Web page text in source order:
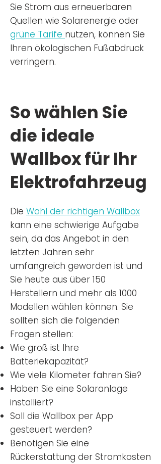
Sie Strom aus erneuerbaren
Quellen wie Solarenergie oder
grüne Tarife nutzen, können Sie
Ihren ökologischen Fußabdruck
verringern.
So wählen Sie
die ideale
Wallbox für Ihr
Elektrofahrzeug
Die Wahl der richtigen Wallbox
kann eine schwierige Aufgabe
sein, da das Angebot in den
letzten Jahren sehr
umfangreich geworden ist und
Sie heute aus über 150
Herstellern und mehr als 1000
Modellen wählen können. Sie
sollten sich die folgenden
Fragen stellen:
Wie groß ist Ihre
Batteriekapazität?
Wie viele Kilometer fahren Sie?
Haben Sie eine Solaranlage
installiert?
Soll die Wallbox per App
gesteuert werden?
Benötigen Sie eine
Rückerstattung der Stromkosten